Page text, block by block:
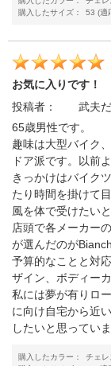
購入したサイズ：
53 (適
お気に入りです！
投稿者：
武夫
65歳男性です。
趣味は大型バイク
ドア派です。以前
きっかけはバイク
たり時間を掛けて
風を体で受けたい
店頭で各メーカー
が選んだのが
予算的なことと対
ザイン、ボディー
私には夢が有りロ
に向け自宅から近
したいと思っていま
購入したカラー：
チェ